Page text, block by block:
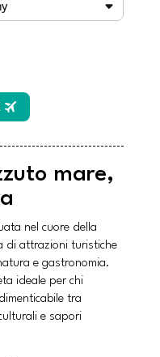
mare,
nel cuore della
di attrazioni turistiche
e gastronomia.
ideale per chi
tra
e sapori